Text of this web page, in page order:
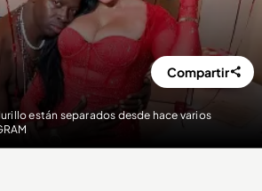
están separados desde hace varios
Compartir